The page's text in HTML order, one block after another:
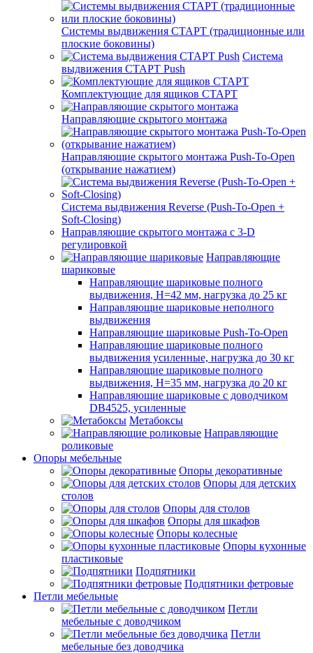
Системы выдвижения СТАРТ (традиционные или
плоские боковины)
Система
выдвижения СТАРТ Push
Комплектующие для ящиков СТАРТ
Направляющие скрытого монтажа
Направляющие скрытого монтажа Push-To-Open
(открывание нажатием)
Система выдвижения Reverse (Push-To-Open +
Soft-Closing)
Направляющие скрытого монтажа с 3-D
регулировкой
Направляющие
шариковые
Направляющие шариковые полного
выдвижения, H=42 мм, нагрузка до 25 кг
Направляющие шариковые неполного
выдвижения
Направляющие шариковые Push-To-Open
Направляющие шариковые полного
выдвижения усиленные, нагрузка до 30 кг
Направляющие шариковые полного
выдвижения, H=35 мм, нагрузка до 20 кг
Направляющие шариковые с доводчиком
DB4525, усиленные
Метабоксы
Направляющие
роликовые
Опоры мебельные
Опоры декоративные
Опоры для детских
столов
Опоры для столов
Опоры для шкафов
Опоры колесные
Опоры кухонные
пластиковые
Подпятники
Подпятники фетровые
Петли мебельные
Петли
мебельные с доводчиком
Петли
мебельные без доводчика